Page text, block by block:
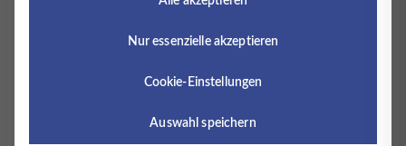
„Kunsttherapie in der psychosomatischen
– Ausdrucksmalen für Kinder und Erwachsene
Nur essenzielle akzeptieren
Cookie-Einstellungen
Auswahl speichern